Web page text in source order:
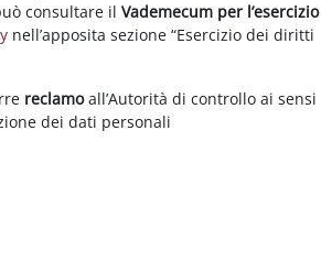
consultare ilVademecum per l’esercizio
nell’apposita sezione “Esercizio dei diritti
reclamoall’Autorità di controllo ai sensi
dei dati personali